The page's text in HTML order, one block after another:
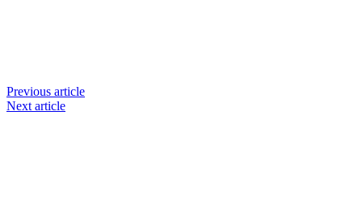
Previous article
Next article